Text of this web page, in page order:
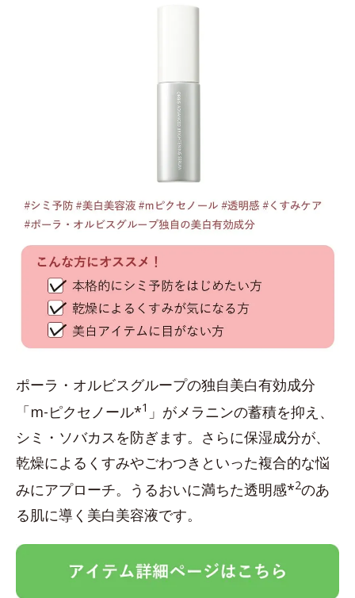
ポーラ・オルビスグループの独自美白有効成分
「m-ピクセノール*1 」がメラニンの蓄積を抑え、
シミ・ソバカスを防ぎます。さらに保湿成分が、
乾燥によるくすみやごわつきといった複合的な悩
みにアプローチ。うるおいに満ちた透明感*2のあ
る肌に導く美白美容液です。